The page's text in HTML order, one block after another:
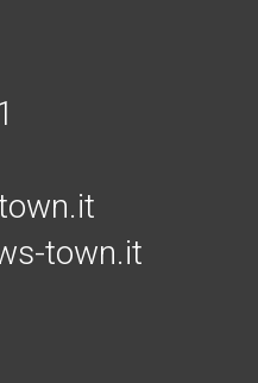
town.it